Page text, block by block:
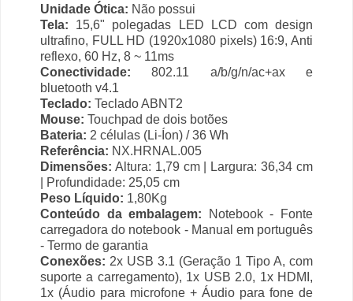
Unidade Ótica: Não possui
Tela: 15,6" polegadas LED LCD com design
ultrafino, FULL HD (1920x1080 pixels) 16:9, Anti
reflexo, 60 Hz, 8 ~ 11ms
Conectividade: 802.11 a/b/g/n/ac+ax e
bluetooth v4.1
Teclado: Teclado ABNT2
Mouse: Touchpad de dois botões
Bateria: 2 células (Li-Íon) / 36 Wh
Referência: NX.HRNAL.005
Dimensões: Altura: 1,79 cm | Largura: 36,34 cm
| Profundidade: 25,05 cm
Peso Líquido: 1,80Kg
Conteúdo da embalagem: Notebook - Fonte
carregadora do notebook - Manual em português
- Termo de garantia
Conexões: 2x USB 3.1 (Geração 1 Tipo A, com
suporte a carregamento), 1x USB 2.0, 1x HDMI,
1x (Áudio para microfone + Áudio para fone de